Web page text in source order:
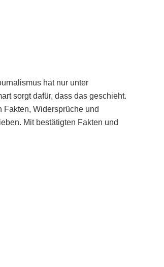
hat nur unter
sorgt dafür, dass das geschieht.
Widersprüche und
Mit bestätigten Fakten und